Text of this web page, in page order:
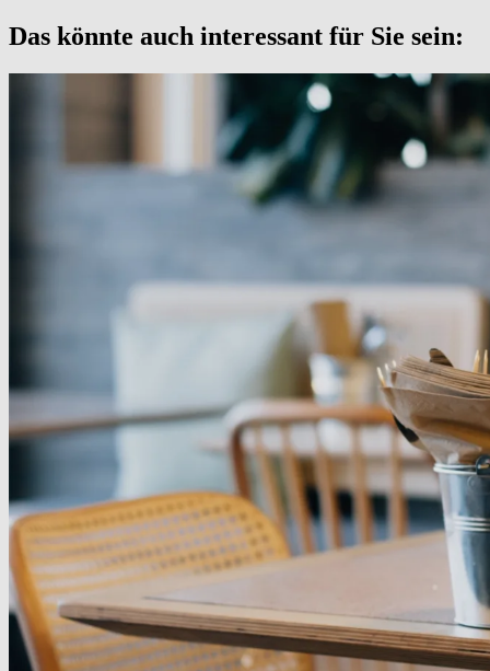
Das könnte auch interessant für Sie sein: